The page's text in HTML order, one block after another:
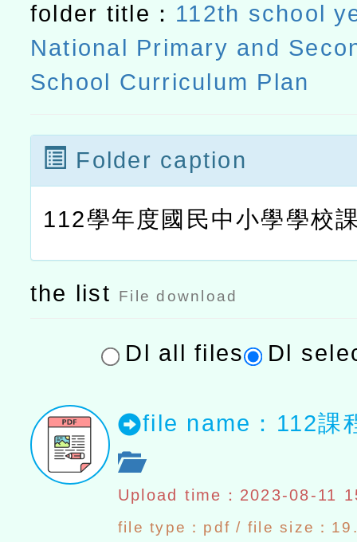
folder title： 112th school
National Primary and
School Curriculum Plan
Folder caption
112學年度國民中小學學校
the list File download
Dl all files Dl
file name：112課
Upload time：2023-08-11
file type：pdf / file size：